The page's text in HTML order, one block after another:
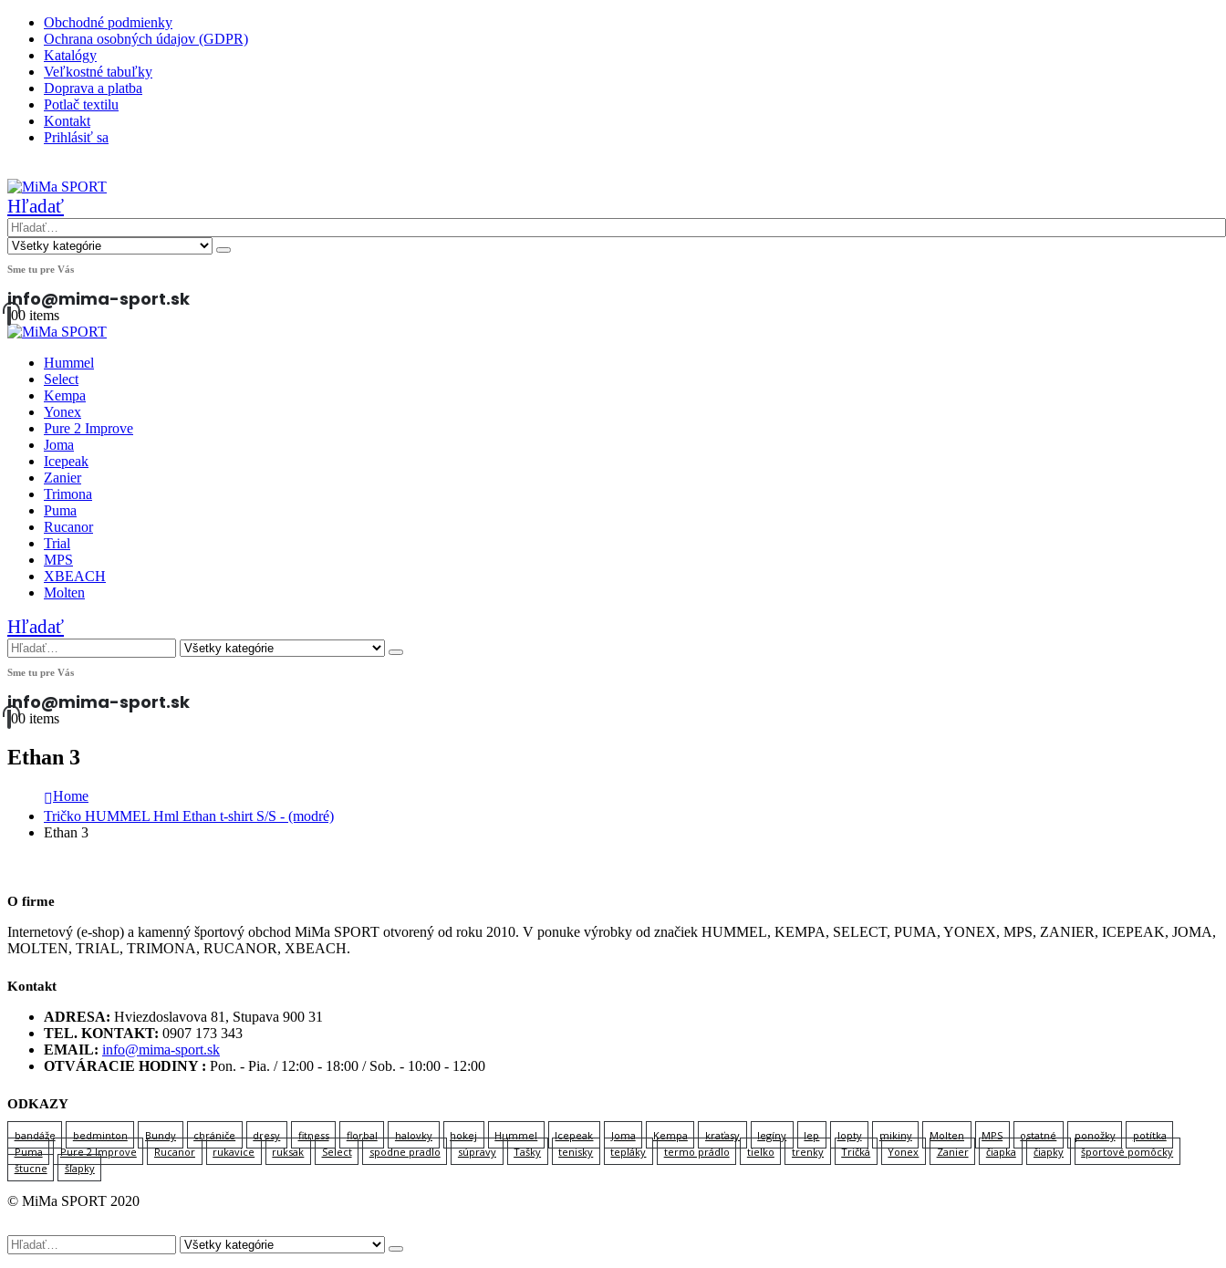
Obchodné podmienky
Ochrana osobných údajov (GDPR)
Katalógy
Veľkostné tabuľky
Doprava a platba
Potlač textilu
Kontakt
Prihlásiť sa
Hľadať
Sme tu pre Vás
info@mima-sport.sk
00 items
Hummel
Select
Kempa
Yonex
Pure 2 Improve
Joma
Icepeak
Zanier
Trimona
Puma
Rucanor
Trial
MPS
XBEACH
Molten
Hľadať
Sme tu pre Vás
info@mima-sport.sk
00 items
Ethan 3
Home
Tričko HUMMEL Hml Ethan t-shirt S/S - (modré)
Ethan 3
O firme
Internetový (e-shop) a kamenný športový obchod MiMa SPORT otvorený od roku 2010. V ponuke výrobky od značiek HUMMEL, KEMPA, SELECT, PUMA, YONEX, MPS, ZANIER, ICEPEAK, JOMA,
MOLTEN, TRIAL, TRIMONA, RUCANOR, XBEACH.
Kontakt
ADRESA: Hviezdoslavova 81, Stupava 900 31
TEL. KONTAKT: 0907 173 343
EMAIL: info@mima-sport.sk
OTVÁRACIE HODINY : Pon. - Pia. / 12:00 - 18:00 / Sob. - 10:00 - 12:00
ODKAZY
bandáže bedminton Bundy chrániče dresy fitness florbal halovky hokej Hummel Icepeak Joma Kempa kraťasy legíny lep lopty mikiny Molten MPS ostatné ponožky
potítka
Puma
Pure 2 Improve Rucanor rukavice ruksak Select spodne pradlo súpravy Tašky tenisky tepláky termo prádlo tielko trenky Tričká Yonex Zanier čiapka čiapky
športové pomôcky
štucne
šľapky
© MiMa SPORT 2020